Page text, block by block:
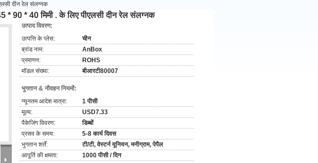
दीन रेल संलग्नक
90 * 40 मिमी . के लिए पीएलसी दीन रेल संलग्नक
उत्पाद विवरण:
उत्पत्ति के प्लेस:
चीन
ब्रांड नाम:
AnBox
प्रमाणन:
ROHS
मॉडल संख्या:
बीआरटी80007
भुगतान & नौवहन नियमों:
न्यूनतम आदेश मात्रा:
1 पीसी
मूल्य:
USD7.33
पैकेजिंग विवरण:
डिब्बों
प्रसव के समय:
5-8 कार्य दिवस
भुगतान शर्तें:
टी/टी, वेस्टर्न यूनियन, मनीग्राम, पेपैल
आपूर्ति की क्षमता:
1000 पीसी / दिन